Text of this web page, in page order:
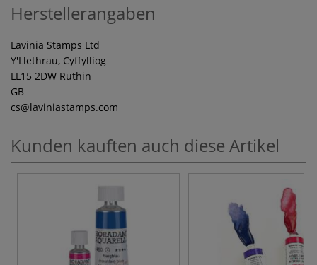
Herstellerangaben
Lavinia Stamps Ltd
Y'Llethrau, Cyffylliog
LL15 2DW Ruthin
GB
cs@laviniastamps.com
Kunden kauften auch diese Artikel